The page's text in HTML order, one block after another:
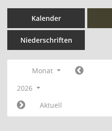
Kalender
Niederschriften
Monat
2026
Aktuell